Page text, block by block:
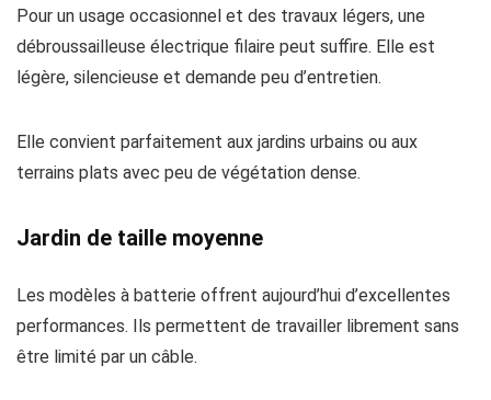
Pour un usage occasionnel et des travaux légers, une
débroussailleuse électrique filaire peut suffire. Elle est
légère, silencieuse et demande peu d’entretien.
Elle convient parfaitement aux jardins urbains ou aux
terrains plats avec peu de végétation dense.
Jardin de taille moyenne
Les modèles à batterie offrent aujourd’hui d’excellentes
performances. Ils permettent de travailler librement sans
être limité par un câble.